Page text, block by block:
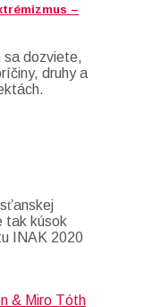
–
sa dozviete,
druhy a
tak kúsok
INAK 2020